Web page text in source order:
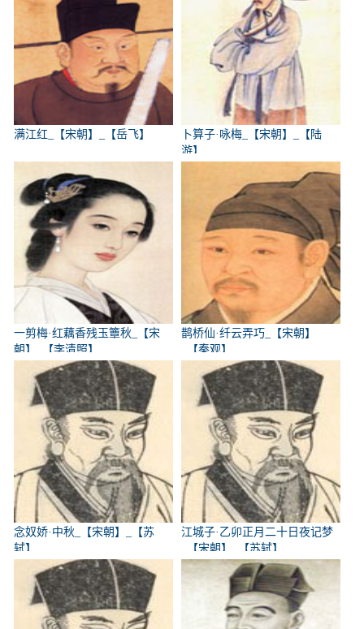
满江红_【宋朝】_【岳飞】
卜算子·咏梅_【宋朝】_【陆
游】
一剪梅·红藕香残玉簟秋_【宋
朝】_【李清照】
鹊桥仙·纤云弄巧_【宋朝】
_【秦观】
念奴娇·中秋_【宋朝】_【苏
轼】
江城子·乙卯正月二十日夜记梦
_【宋朝】_【苏轼】